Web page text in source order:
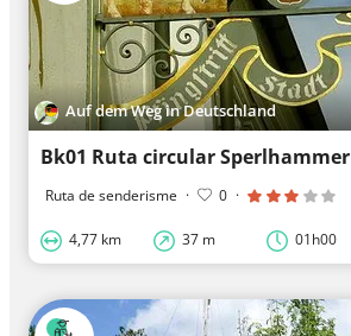
Auf dem Weg in Deutschland
Bk01 Ruta circular Sperlhammer
Ruta de senderisme · 0 ·
4,77 km 37 m 01h00